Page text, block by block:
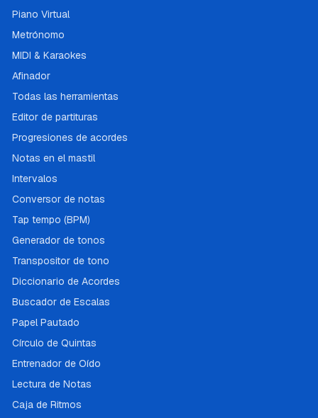
Piano Virtual
Metrónomo
MIDI & Karaokes
Afinador
Todas las herramientas
Editor de partituras
Progresiones de acordes
Notas en el mastil
Intervalos
Conversor de notas
Tap tempo (BPM)
Generador de tonos
Transpositor de tono
Diccionario de Acordes
Buscador de Escalas
Papel Pautado
Círculo de Quintas
Entrenador de Oído
Lectura de Notas
Caja de Ritmos